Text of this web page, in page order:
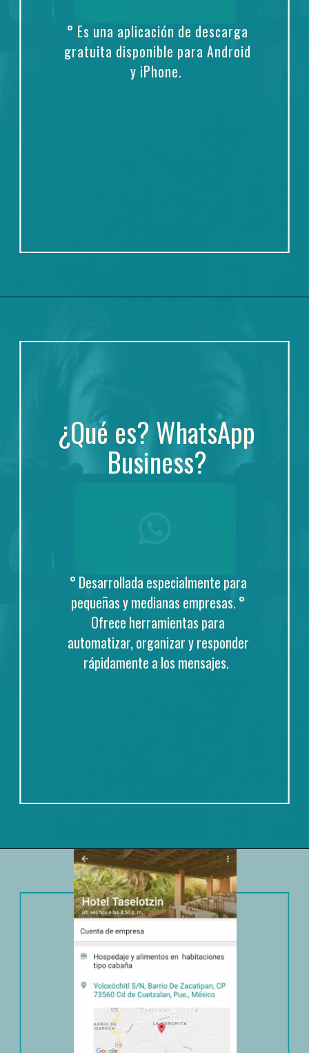
¿Qué es?WhatsApp
Business?
° Desarrollada especialmente para
pequeñas y medianas empresas. °
Ofrece herramientas para
automatizar, organizar y responder
rápidamente a los mensajes.